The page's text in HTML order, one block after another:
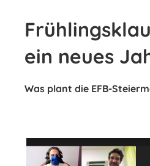
ein neues
Was plant die EFB-